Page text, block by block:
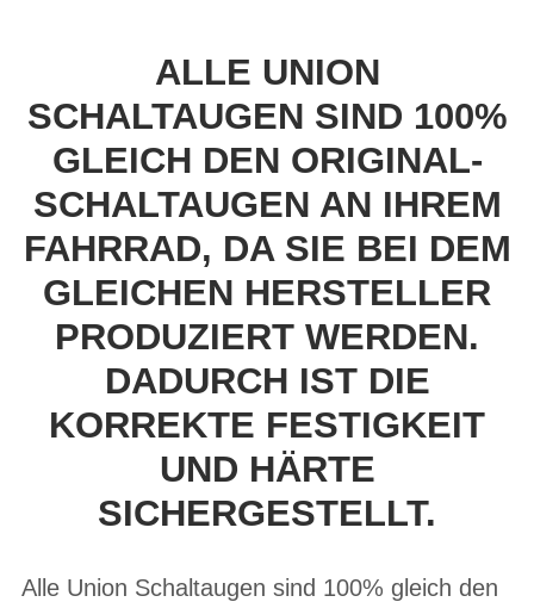
ALLE UNION
SCHALTAUGEN SIND 100%
GLEICH DEN ORIGINAL-
SCHALTAUGEN AN IHREM
FAHRRAD, DA SIE BEI DEM
GLEICHEN HERSTELLER
PRODUZIERT WERDEN.
DADURCH IST DIE
KORREKTE FESTIGKEIT
UND HÄRTE
SICHERGESTELLT.
Alle Union Schaltaugen sind 100% gleich den